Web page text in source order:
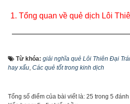
1. Tổng quan về quẻ dịch Lôi
Từ khóa: giải nghĩa quẻ Lôi Thiên Đại
hay xấu, Các quẻ tốt trong kinh dịch
Tổng số điểm của bài viết là: 25 trong 5